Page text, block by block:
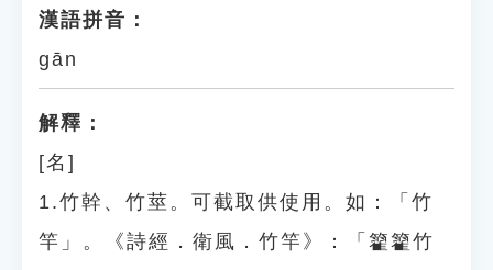
漢語拼音：
gān
解釋：
[名]
1.竹幹、竹莖。可截取供使用。如：「竹
竿」。《詩經．衛風．竹竿》：「籊籊竹